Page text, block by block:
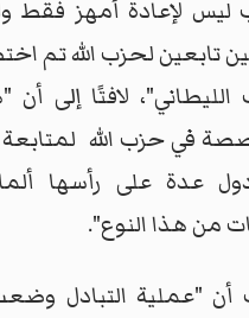
ليس لإعادة أمهز فقط
تابعين لحزب الله تم
لافتًا إلى
في حزب الله لمتابعة
عدة على رأسها
من هذا النوع".
أن "عملية التبادل